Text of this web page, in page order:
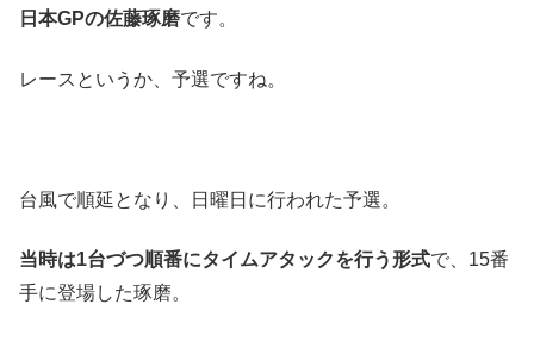
日本GPの佐藤琢磨です。
レースというか、予選ですね。
台風で順延となり、日曜日に行われた予選。
当時は1台づつ順番にタイムアタックを行う形式で、15番
手に登場した琢磨。